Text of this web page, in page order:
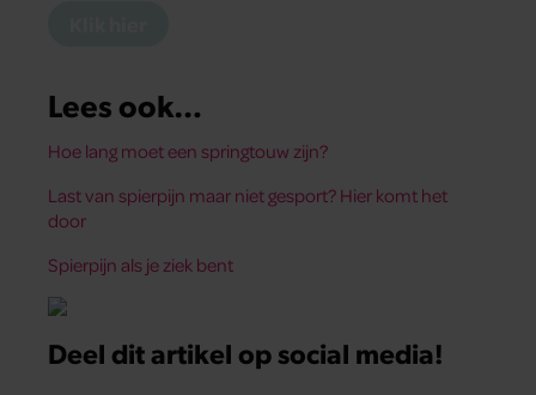
Lees ook…
Hoe lang moet een springtouw zijn?
Last van spierpijn maar niet gesport? Hier komt het
door
Spierpijn als je ziek bent
Deel dit artikel op social media!